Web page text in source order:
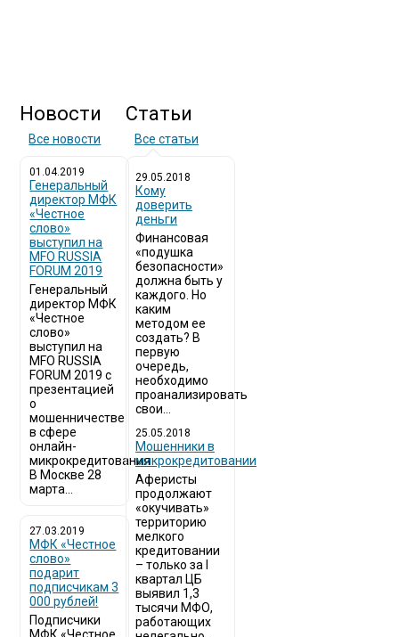
Новости
Все новости
01.04.2019
Генеральный
директор МФК
«Честное
слово»
выступил на
MFO RUSSIA
FORUM 2019
Генеральный
директор МФК
«Честное
слово»
выступил на
MFO RUSSIA
FORUM 2019 с
презентацией
о
мошенничестве
в сфере
онлайн-
микрокредитования
В Москве 28
марта...
27.03.2019
МФК «Честное
слово»
подарит
подписчикам 3
000 рублей!
Подписчики
Статьи
Все статьи
29.05.2018
Кому
доверить
деньги
Финансовая
«подушка
безопасности»
должна быть у
каждого. Но
каким
методом ее
создать? В
первую
очередь,
необходимо
проанализировать
свои...
25.05.2018
Мошенники в
микрокредитовании
Аферисты
продолжают
«окучивать»
территорию
мелкого
кредитовании
– только за I
квартал ЦБ
выявил 1,3
тысячи МФО,
работающих